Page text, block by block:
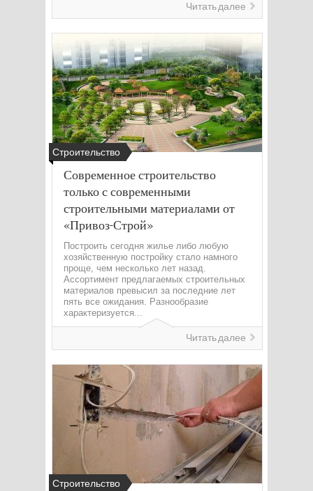
Читать далее
Строительство
Современное строительство
только с современными
строительными материалами от
«Привоз-Строй»
Построить сегодня жилье либо любую
хозяйственную постройку стало намного
проще, чем несколько лет назад.
Ассортимент предлагаемых строительных
материалов превысил за последние лет
пять все ожидания. Разнообразие
характеризуется...
Читать далее
Строительство